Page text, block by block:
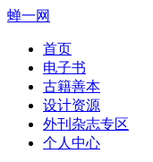
蝉一网
首页
电子书
古籍善本
设计资源
外刊杂志专区
个人中心